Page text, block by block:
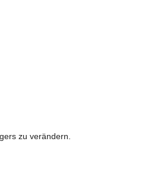
zu verändern.